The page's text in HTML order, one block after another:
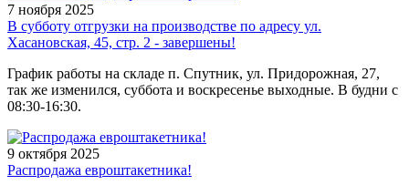
7 ноября 2025
В субботу отгрузки на производстве по адресу ул.
Хасановская, 45, стр. 2 - завершены!
График работы на складе п. Спутник, ул. Придорожная, 27,
так же изменился, суббота и воскресенье выходные. В будни с
08:30-16:30.
9 октября 2025
Распродажа евроштакетника!